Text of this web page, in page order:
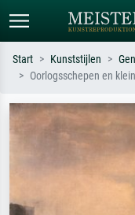
Zoek op kunstenaar, titel of
Monet, Sterrennacht,
Start Kunststijlen
Oorlogsschepen en